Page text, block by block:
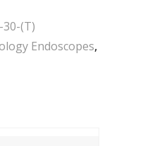
(T)
Endoscopes,